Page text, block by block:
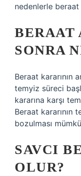
nedenlerle
BERAAT
SONRA
Beraat kararının
temyiz süreci
kararına karşı
Beraat kararının
bozulması
SAVCI
OLUR?